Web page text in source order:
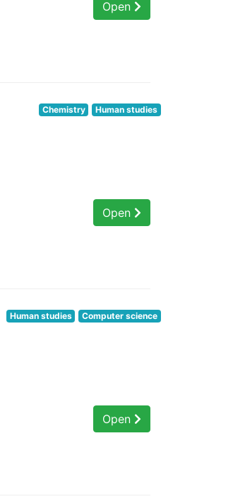
Open
Chemistry Human studies
Open
Human studies Computer science
Open